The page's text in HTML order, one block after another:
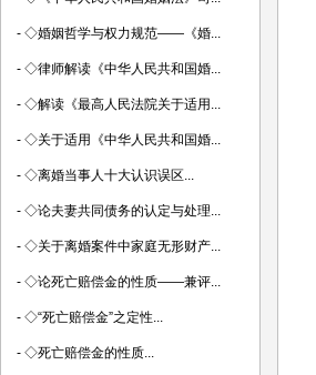
- ◇婚姻哲学与权力规范——《婚...
- ◇律师解读《中华人民共和国婚...
- ◇解读《最高人民法院关于适用...
- ◇关于适用《中华人民共和国婚...
- ◇离婚当事人十大认识误区...
- ◇论夫妻共同债务的认定与处理...
- ◇关于离婚案件中家庭无形财产...
- ◇论死亡赔偿金的性质——兼评...
- ◇“死亡赔偿金”之定性...
- ◇死亡赔偿金的性质...